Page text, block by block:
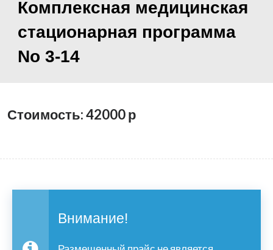
Комплексная медицинская
стационарная программа
No 3-14
Стоимость: 42000р
Внимание!